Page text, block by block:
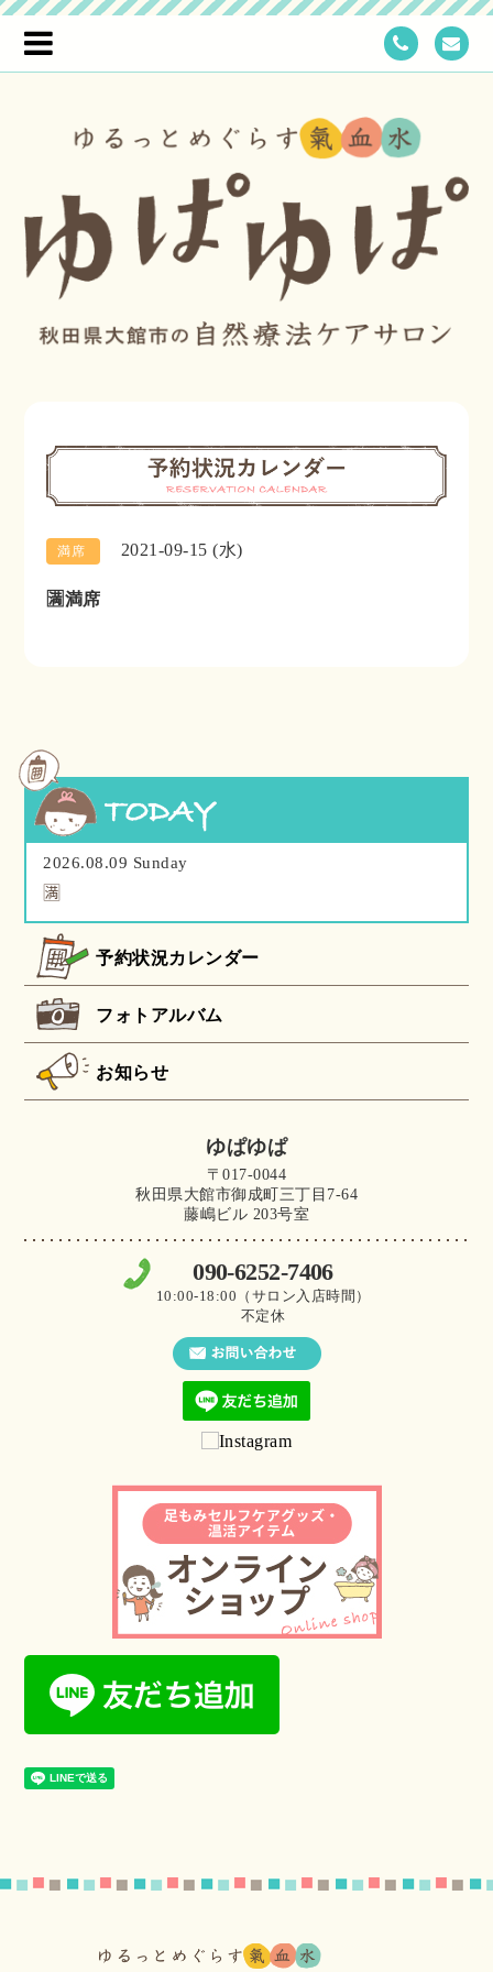
満席 2021-09-15 (水)
🈵満席
2026.08.09 Sunday
🈵
予約状況カレンダー
フォトアルバム
お知らせ
ゆぱゆぱ
〒017-0044
秋田県大館市御成町三丁目7-64
藤嶋ビル 203号室
090-6252-7406
10:00-18:00（サロン入店時間）
不定休